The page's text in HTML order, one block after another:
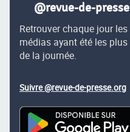
@revue-de-
Retrouver chaque jour
médias ayant été les
de la journée.
Suivre @revue-de-presse.org